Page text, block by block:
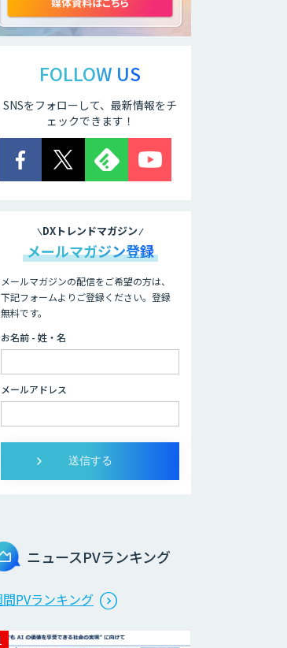
FOLLOW US
SNSをフォローして、最新情報をチ
ェックできます！
DXトレンドマガジン
メールマガジン登録
メールマガジンの配信をご希望の方は、
下記フォームよりご登録ください。登録
無料です。
お名前 - 姓・名
メールアドレス
ニュースPVランキング
間PVランキング